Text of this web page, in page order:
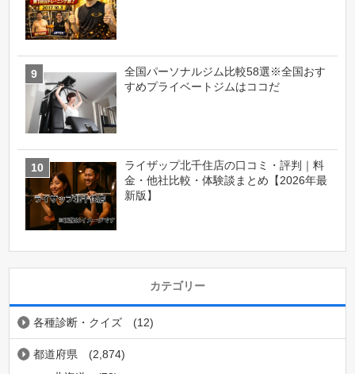
全国パーソナルジム比較58選※全国おす
すめプライベートジムはココだ
ライザップ北千住店の口コミ・評判｜料
金・他社比較・体験談まとめ【2026年最
新版】
カテゴリー
各種診断・クイズ (12)
都道府県
(2,874)